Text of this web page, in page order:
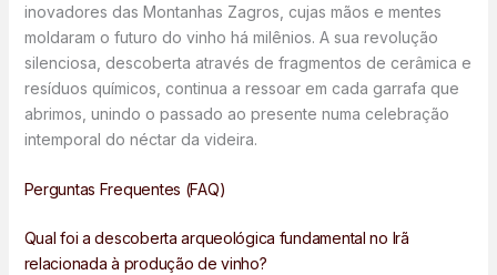
inovadores das Montanhas Zagros, cujas mãos e mentes
moldaram o futuro do vinho há milênios. A sua revolução
silenciosa, descoberta através de fragmentos de cerâmica e
resíduos químicos, continua a ressoar em cada garrafa que
abrimos, unindo o passado ao presente numa celebração
intemporal do néctar da videira.
Perguntas Frequentes (FAQ)
Qual foi a descoberta arqueológica fundamental no Irã
relacionada à produção de vinho?